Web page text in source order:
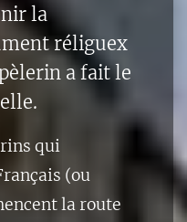
la
réliguex
a fait le
qui
(ou
la route